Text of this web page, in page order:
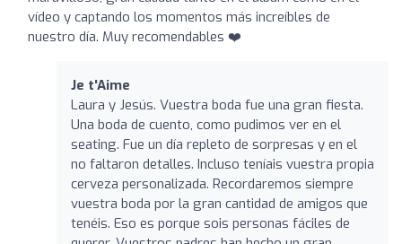
vídeo y captando los momentos más increíbles de
nuestro día. Muy recomendables ❤️
Je t'Aime
Laura y Jesús. Vuestra boda fue una gran fiesta.
Una boda de cuento, como pudimos ver en el
seating. Fue un día repleto de sorpresas y en el
no faltaron detalles. Incluso teníais vuestra propia
cerveza personalizada. Recordaremos siempre
vuestra boda por la gran cantidad de amigos que
tenéis. Eso es porque sois personas fáciles de